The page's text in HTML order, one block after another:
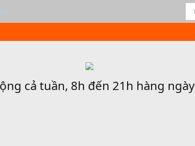
cả tuần, 8h đến 21h hàng ngày